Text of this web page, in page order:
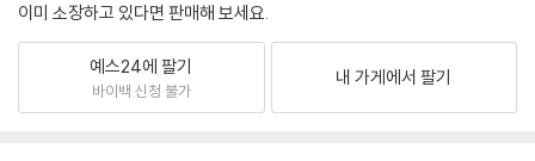
이미 소장하고 있다면 판매해 보세요.
예스24에 팔기
바이백 신청 불가
내 가게에서 팔기